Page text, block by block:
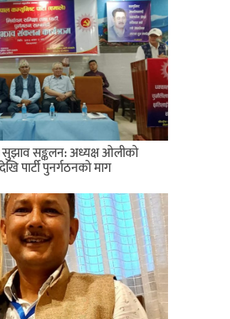
सुझाव सङ्कलन: अध्यक्ष ओलीको
पार्टी पुनर्गठनको माग